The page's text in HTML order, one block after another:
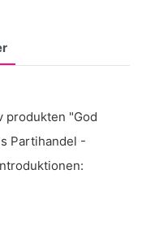
produkten "God
Partihandel -